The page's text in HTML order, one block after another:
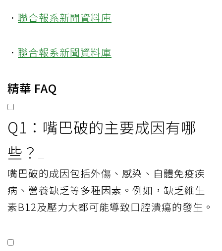
． 聯合報系新聞資料庫
． 聯合報系新聞資料庫
精華 FAQ
Q1：嘴巴破的主要成因有哪
些？
嘴巴破的成因包括外傷、感染、自體免疫疾
病、營養缺乏等多種因素。例如，缺乏維生
素B12及壓力大都可能導致口腔潰瘍的發生。